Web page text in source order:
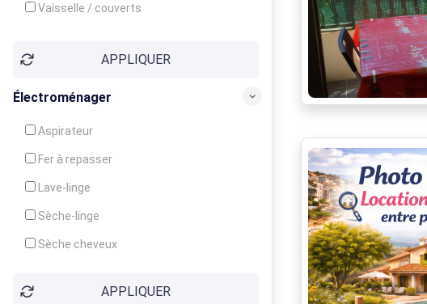
Vaisselle / couverts
Congélateur
APPLIQUER
Électroménager
Aspirateur
Fer à repasser
Lave-linge
Sèche-linge
Sèche cheveux
APPLIQUER